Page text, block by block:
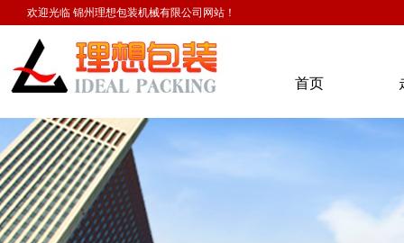
欢迎光临 锦州理想包装机械有限公司网站！
首页